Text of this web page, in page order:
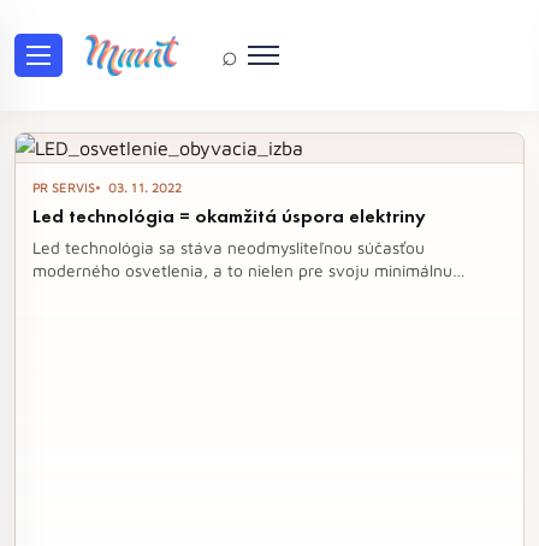
⌕
Tag: led osvetlenie kuchyne
PR SERVIS 03. 11. 2022
Led technológia = okamžitá úspora elektriny
Led technológia sa stáva neodmysliteľnou súčasťou
moderného osvetlenia, a to nielen pre svoju minimálnu